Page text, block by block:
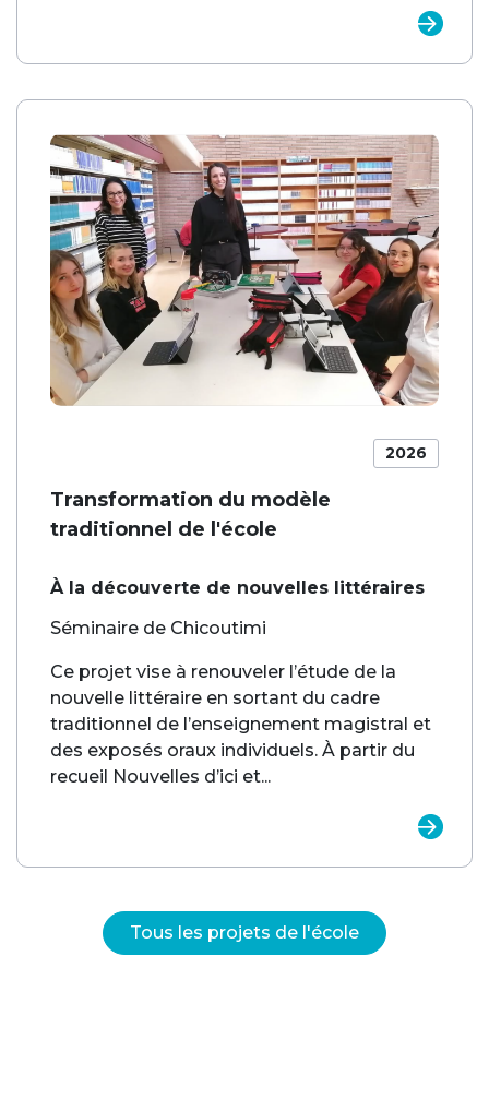
2026
Transformation du modèle
traditionnel de l'école
À la découverte de nouvelles littéraires
Séminaire de Chicoutimi
Ce projet vise à renouveler l’étude de la
nouvelle littéraire en sortant du cadre
traditionnel de l’enseignement magistral et
des exposés oraux individuels. À partir du
recueil Nouvelles d’ici et...
Tous les projets de l'école